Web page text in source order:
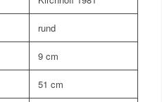
rund
9 cm
51 cm